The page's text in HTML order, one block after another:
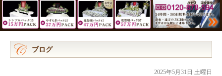
ブログ
2025年5月31日 土曜日